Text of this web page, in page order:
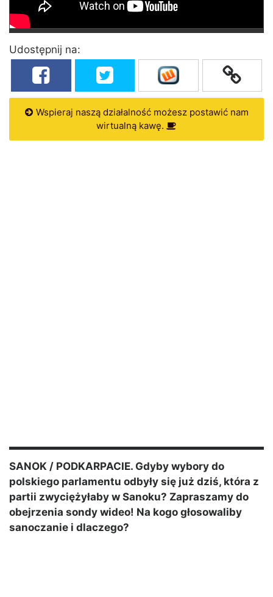
Udostępnij na:
Wspieraj naszą działalność możesz postawić nam
wirtualną kawę.
SANOK / PODKARPACIE. Gdyby wybory do
polskiego parlamentu odbyły się już dziś, która z
partii zwyciężyłaby w Sanoku? Zapraszamy do
obejrzenia sondy wideo! Na kogo głosowaliby
sanoczanie i dlaczego?